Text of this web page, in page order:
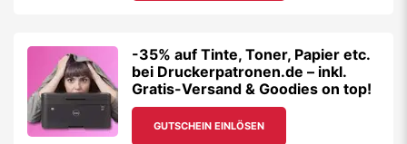
-35% auf Tinte, Toner, Papier etc.
bei Druckerpatronen.de – inkl.
Gratis-Versand & Goodies on top!
GUTSCHEIN EINLÖSEN